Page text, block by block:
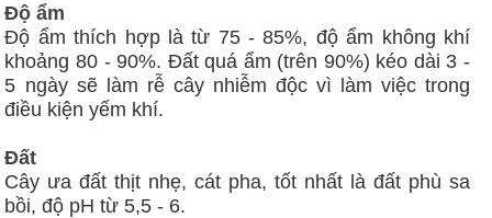
Độ ẩm
Độ ẩm thích hợp là từ 75 - 85%, độ ẩm không khí
khoảng 80 - 90%. Đất quá ẩm (trên 90%) kéo dài 3 -
5 ngày sẽ làm rễ cây nhiễm độc vì làm việc trong
điều kiện yếm khí.
Đất
Cây ưa đất thịt nhẹ, cát pha, tốt nhất là đất phù sa
bồi, độ pH từ 5,5 - 6.